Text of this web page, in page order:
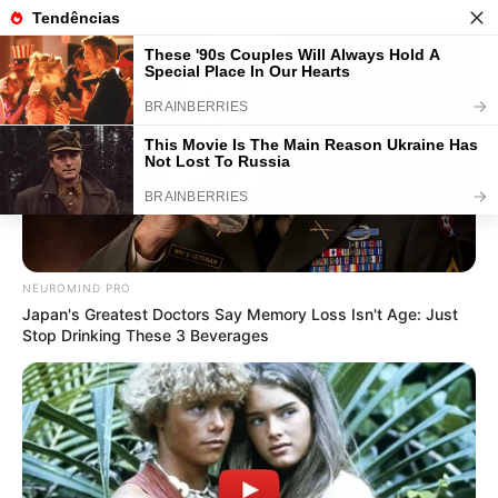
3 Técnicas Incríveis para Fazer
Bolo Fake +64 Fotos
NEUROMIND PRO
Japan's Greatest Doctors Say Memory Loss Isn't Age: Just
Stop Drinking These 3 Beverages
Save